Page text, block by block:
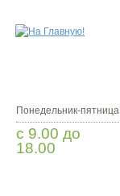
Понедельник-пятница
с 9.00 до
18.00